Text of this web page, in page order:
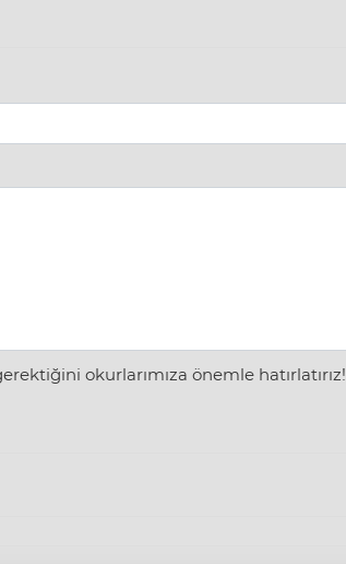
okurlarımıza önemle hatırlatırız!